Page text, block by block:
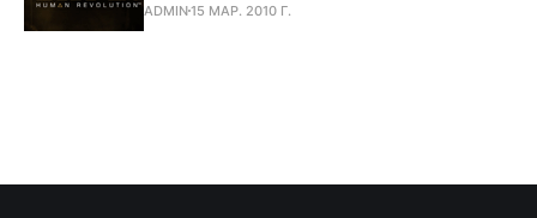
ADMIN15 МАР. 2010 Г.